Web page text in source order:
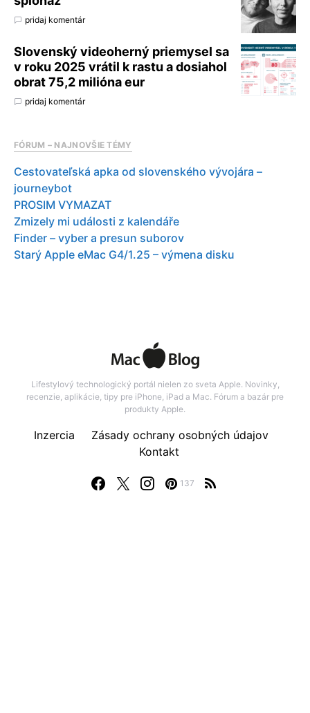
pridaj komentár
Slovenský videoherný priemysel sa
v roku 2025 vrátil k rastu a dosiahol
obrat 75,2 milióna eur
pridaj komentár
FÓRUM – NAJNOVŠIE TÉMY
Cestovateľská apka od slovenského vývojára –
journeybot
PROSIM VYMAZAT
Zmizely mi události z kalendáře
Finder – vyber a presun suborov
Starý Apple eMac G4/1.25 – výmena disku
Lifestylový technologický portál nielen zo sveta Apple. Novinky,
recenzie, aplikácie, tipy pre iPhone, iPad a Mac. Fórum a bazár pre
produkty Apple.
137
Inzercia
Zásady ochrany osobných údajov
Kontakt